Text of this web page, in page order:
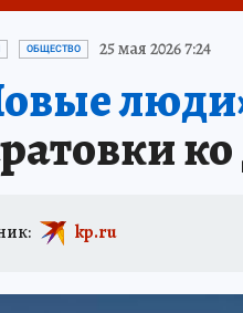
ИСПЫТАНО НА СЕБЕ
ОБЩЕСТВО 25 мая 2026 7:24
kp.ru